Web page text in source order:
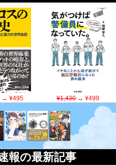
→ ¥495 ¥1,430→ ¥499
報の最新記事